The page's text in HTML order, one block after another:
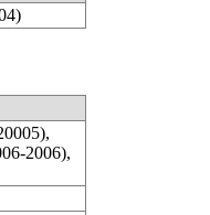
2006),